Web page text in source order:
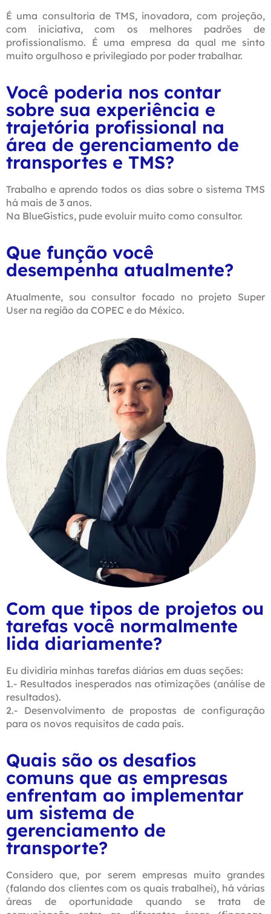
É uma consultoria de TMS, inovadora, com projeção,
com iniciativa, com os melhores padrões de
profissionalismo. É uma empresa da qual me sinto
muito orgulhoso e privilegiado por poder trabalhar.
Você poderia nos contar
sobre sua experiência e
trajetória profissional na
área de gerenciamento de
transportes e TMS?
Trabalho e aprendo todos os dias sobre o sistema TMS
há mais de 3 anos.
Na BlueGistics, pude evoluir muito como consultor.
Que função você
desempenha atualmente?
Atualmente, sou consultor focado no projeto Super
User na região da COPEC e do México.
Com que tipos de projetos ou
tarefas você normalmente
lida diariamente?
Eu dividiria minhas tarefas diárias em duas seções:
1.- Resultados inesperados nas otimizações (análise de
resultados).
2.- Desenvolvimento de propostas de configuração
para os novos requisitos de cada país.
Quais são os desafios
comuns que as empresas
enfrentam ao implementar
um sistema de
gerenciamento de
transporte?
Considero que, por serem empresas muito grandes
(falando dos clientes com os quais trabalhei), há várias
áreas de oportunidade quando se trata de